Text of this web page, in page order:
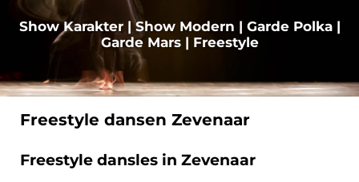
Show Karakter | Show Modern | Garde Polka |
Garde Mars | Freestyle
Freestyle dansen Zevenaar
Freestyle dansles in Zevenaar